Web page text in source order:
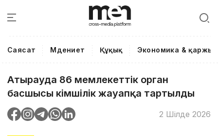
Саясат Мәдениет Құқық Экономика & қаржы
Атырауда 86 мемлекеттік орган
басшысы әкімшілік жауапқа тартылды
2 Шілде 2026